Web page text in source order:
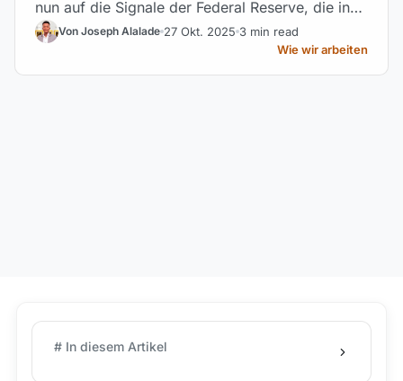
nun auf die Signale der Federal Reserve, die in
dieser Woche die Richtung vorgeben werden.
Von Joseph Alalade 27 Okt. 2025 3 min read
Wie wir arbeiten
# In diesem Artikel